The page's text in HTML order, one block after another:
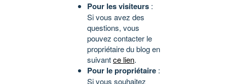
Pour les visiteurs :
Si vous avez des
questions, vous
pouvez contacter le
propriétaire du blog en
suivantce lien.
Pour le propriétaire :
Si vous souhaitez